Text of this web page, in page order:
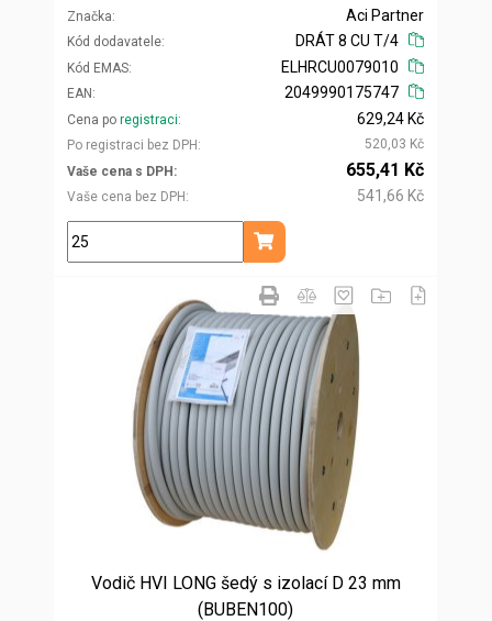
Značka
Kód dodavatele
Aci Partner
DRÁT 8 CU T/4
Kód EMAS
EAN
ELHRCU0079010
2049990175747
Cena po registraci
Po registraci bez DPH
629,24 Kč
520,03 Kč
Vaše cena s DPH
Vaše cena bez DPH
655,41 Kč
541,66 Kč
kg
Přidat do košíku
Vodič HVI LONG šedý s izolací D 23 mm
(BUBEN100)